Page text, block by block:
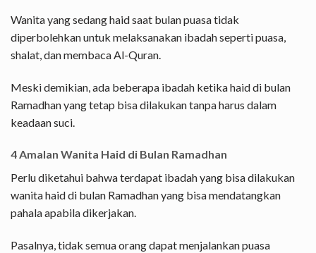
Wanita yang sedang haid saat bulan puasa tidak
diperbolehkan untuk melaksanakan ibadah seperti puasa,
shalat, dan membaca Al-Quran.
Meski demikian, ada beberapa ibadah ketika haid di bulan
Ramadhan yang tetap bisa dilakukan tanpa harus dalam
keadaan suci.
4 Amalan Wanita Haid di Bulan Ramadhan
Perlu diketahui bahwa terdapat ibadah yang bisa dilakukan
wanita haid di bulan Ramadhan yang bisa mendatangkan
pahala apabila dikerjakan.
Pasalnya, tidak semua orang dapat menjalankan puasa